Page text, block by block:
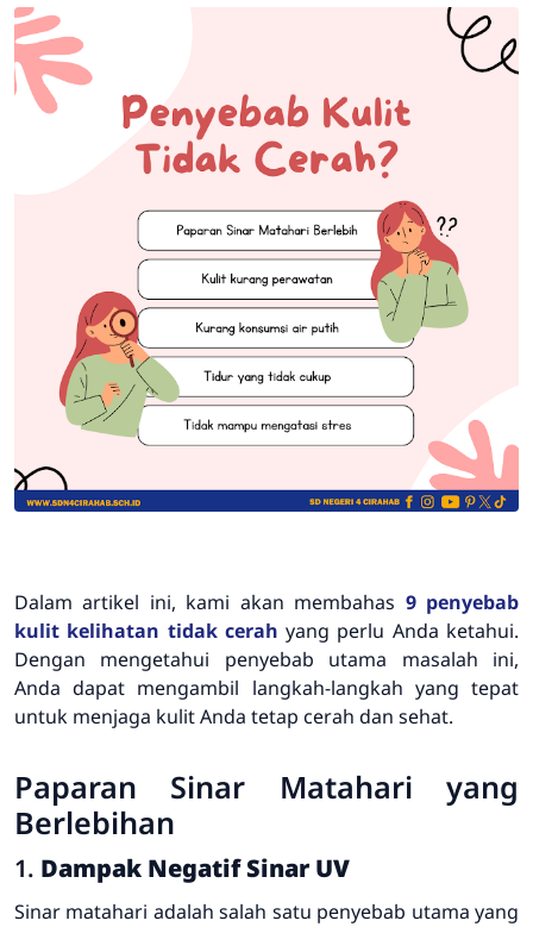
Dalam artikel ini, kami akan membahas 9 penyebab
kulit kelihatan tidak cerah yang perlu Anda ketahui.
Dengan mengetahui penyebab utama masalah ini,
Anda dapat mengambil langkah-langkah yang tepat
untuk menjaga kulit Anda tetap cerah dan sehat.
Paparan Sinar Matahari yang
Berlebihan
1. Dampak Negatif Sinar UV
Sinar matahari adalah salah satu penyebab utama yang